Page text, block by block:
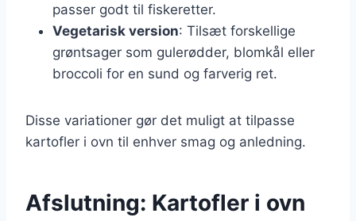
passer godt til fiskeretter.
Vegetarisk version: Tilsæt forskellige
grøntsager som gulerødder, blomkål eller
broccoli for en sund og farverig ret.
Disse variationer gør det muligt at tilpasse
kartofler i ovn til enhver smag og anledning.
Afslutning: Kartofler i ovn